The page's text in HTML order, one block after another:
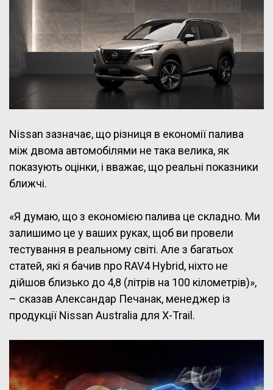
Nissan зазначає, що різниця в економії палива
між двома автомобілями не така велика, як
показують оцінки, і вважає, що реальні показники
ближчі.
«Я думаю, що з економією палива це складно. Ми
залишимо це у ваших руках, щоб ви провели
тестування в реальному світі. Але з багатьох
статей, які я бачив про RAV4 Hybrid, ніхто не
дійшов близько до 4,8 (літрів на 100 кілометрів)»,
– сказав Александар Печанак, менеджер із
продукції Nissan Australia для X-Trail.